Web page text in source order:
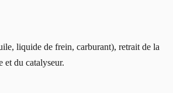
liquide de frein, carburant), retrait de la
et du catalyseur.